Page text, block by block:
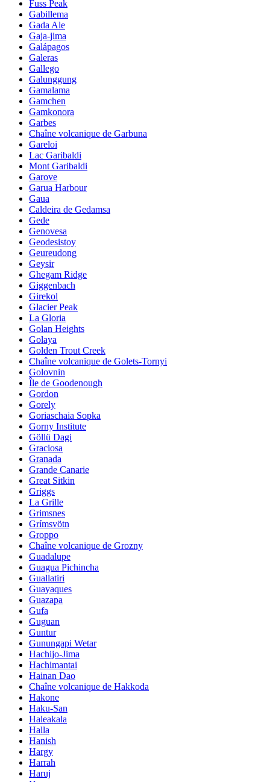
Fuss Peak
Gabillema
Gada Ale
Gaja-jima
Galápagos
Galeras
Gallego
Galunggung
Gamalama
Gamchen
Gamkonora
Garbes
Chaîne volcanique de Garbuna
Gareloi
Lac Garibaldi
Mont Garibaldi
Garove
Garua Harbour
Gaua
Caldeira de Gedamsa
Gede
Genovesa
Geodesistoy
Geureudong
Geysir
Ghegam Ridge
Giggenbach
Girekol
Glacier Peak
La Gloria
Golan Heights
Golaya
Golden Trout Creek
Chaîne volcanique de Golets-Tornyi
Golovnin
Île de Goodenough
Gordon
Gorely
Goriaschaia Sopka
Gorny Institute
Göllü Dagi
Graciosa
Granada
Grande Canarie
Great Sitkin
Griggs
La Grille
Grimsnes
Grímsvötn
Groppo
Chaîne volcanique de Grozny
Guadalupe
Guagua Pichincha
Guallatiri
Guayaques
Guazapa
Gufa
Guguan
Guntur
Gunungapi Wetar
Hachijo-Jima
Hachimantai
Hainan Dao
Chaîne volcanique de Hakkoda
Hakone
Haku-San
Haleakala
Halla
Hanish
Hargy
Harrah
Haruj